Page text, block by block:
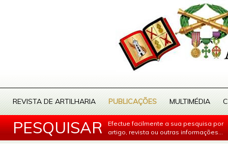
REVISTA DE ARTILHARIA PUBLICAÇÕES MULTIMÉDIA
PESQUISAR
Efectue facilmente a sua pesquisa por
artigo, revista ou outras informações...